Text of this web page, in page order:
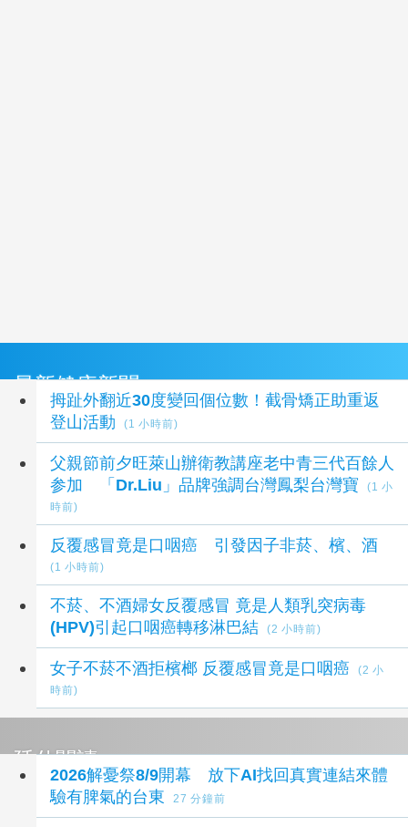
最新健康新聞
拇趾外翻近30度變回個位數！截骨矯正助重返
登山活動
(1 小時前)
父親節前夕旺萊山辦衛教講座老中青三代百餘人
参加 「Dr.Liu」品牌強調台灣鳳梨台灣寶
(1 小
時前)
反覆感冒竟是口咽癌 引發因子非菸、檳、酒
(1 小時前)
不菸、不酒婦女反覆感冒 竟是人類乳突病毒
(HPV)引起口咽癌轉移淋巴結
(2 小時前)
女子不菸不酒拒檳榔 反覆感冒竟是口咽癌
(2 小
時前)
延伸閱讀
2026解憂祭8/9開幕 放下AI找回真實連結來體
驗有脾氣的台東
27 分鐘前